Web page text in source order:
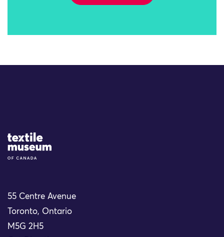
Site Logo
55 Centre Avenue
Toronto, Ontario
M5G 2H5